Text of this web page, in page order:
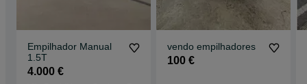
Empilhador Manual
1.5T
4.000 €
vendo empilhadores
100 €